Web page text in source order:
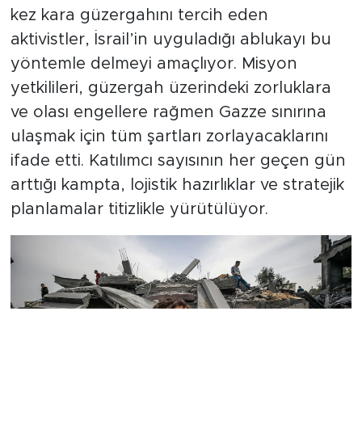
kez kara güzergahını tercih eden
aktivistler, İsrail’in uyguladığı ablukayı bu
yöntemle delmeyi amaçlıyor. Misyon
yetkilileri, güzergah üzerindeki zorluklara
ve olası engellere rağmen Gazze sınırına
ulaşmak için tüm şartları zorlayacaklarını
ifade etti. Katılımcı sayısının her geçen gün
arttığı kampta, lojistik hazırlıklar ve stratejik
planlamalar titizlikle yürütülüyor.